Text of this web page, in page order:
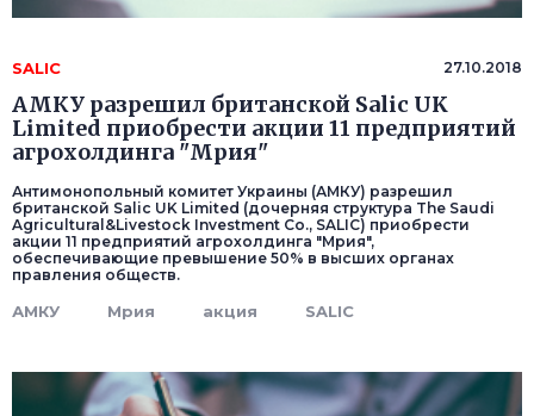
SALIC 27.10.2018
АМКУ разрешил британской Salic UK
Limited приобрести акции 11 предприятий
агрохолдинга "Мрия"
Антимонопольный комитет Украины (АМКУ) разрешил
британской Salic UK Limited (дочерняя структура The Saudi
Agricultural&Livestock Investment Co., SALIC) приобрести
акции 11 предприятий агрохолдинга "Мрия",
обеспечивающие превышение 50% в высших органах
правления обществ.
АМКУ Мрия акция SALIC